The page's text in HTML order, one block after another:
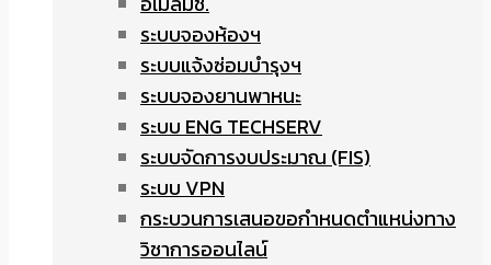
ระบบจองห้องฯ
ระบบแจ้งซ่อมบำรุงฯ
ระบบจองยานพาหนะ
ระบบ ENG TECHSERV
ระบบจัดการงบประมาณ (FIS)
ระบบ VPN
กระบวนการเสนอขอกำหนดตำแหน่งทาง
วิชาการออนไลน์